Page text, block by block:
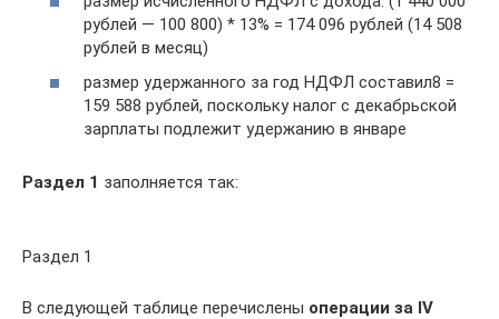
рублей — 100 800) * 13% = 174 096 рублей (14 508
рублей в месяц)
размер удержанного за год НДФЛ составил8 =
159 588 рублей, поскольку налог с декабрьской
зарплаты подлежит удержанию в январе
Раздел 1 заполняется так:
Раздел 1
В следующей таблице перечислены операции за IV